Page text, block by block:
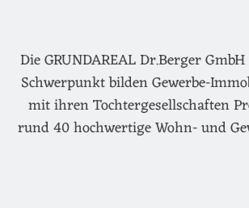
Die GRUNDAREAL Dr.Berger
Schwerpunkt bilden Gewerbe-
mit ihren Tochtergesellschaften
rund 40 hochwertige Wohn- und